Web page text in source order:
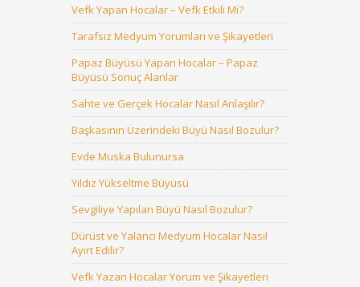
Vefk Yapan Hocalar – Vefk Etkili Mi?
Tarafsız Medyum Yorumları ve Şikayetleri
Papaz Büyüsü Yapan Hocalar – Papaz
Büyüsü Sonuç Alanlar
Sahte ve Gerçek Hocalar Nasıl Anlaşılır?
Başkasının Üzerindeki Büyü Nasıl Bozulur?
Evde Muska Bulunursa
Yıldız Yükseltme Büyüsü
Sevgiliye Yapılan Büyü Nasıl Bozulur?
Dürüst ve Yalancı Medyum Hocalar Nasıl
Ayırt Edilir?
Vefk Yazan Hocalar Yorum ve Şikayetleri